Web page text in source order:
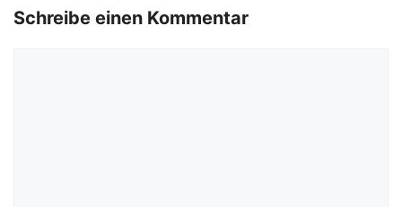
o
Schreibe einen Kommentar